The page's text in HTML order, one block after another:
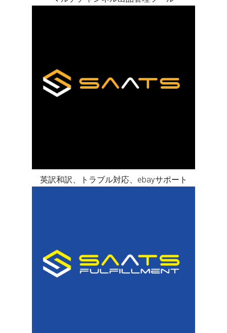
英訳和訳、トラブル対応、ebayサポート